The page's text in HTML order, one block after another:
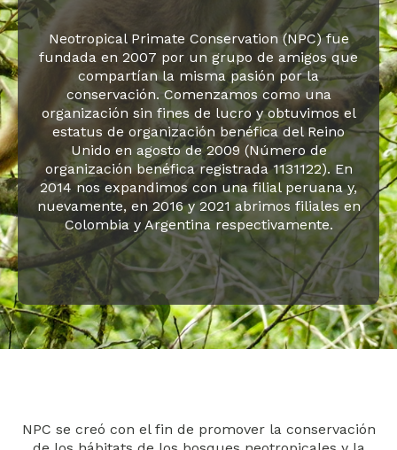
Neotropical Primate Conservation (NPC) fue
fundada en 2007 por un grupo de amigos que
compartían la misma pasión por la
conservación. Comenzamos como una
organización sin fines de lucro y obtuvimos el
estatus de organización benéfica del Reino
Unido en agosto de 2009 (Número de
organización benéfica registrada 1131122). En
2014 nos expandimos con una filial peruana y,
nuevamente, en 2016 y 2021 abrimos filiales en
Colombia y Argentina respectivamente.
NPC se creó con el fin de promover la conservación